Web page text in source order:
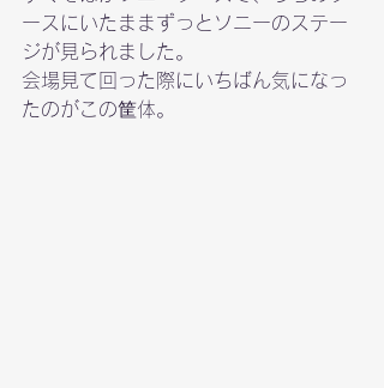
ースにいたままずっとソニーのステー
ジが見られました。
会場見て回った際にいちばん気になっ
たのがこの筐体。